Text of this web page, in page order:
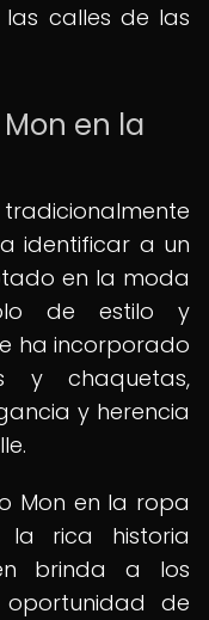
calles de las
en la
identificar a un
en la moda
de estilo y
ha incorporado
y chaquetas,
y herencia
Mon en la ropa
rica historia
brinda a los
de